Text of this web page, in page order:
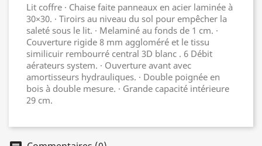
Lit coffre · Chaise faite ​panneaux​ en acier laminée à
30×30. · Tiroirs au niveau du sol pour empêcher la
saleté sous le lit. · Mel​aminé ​au​ fonds de 1 cm. ·
Couverture rigide 8 mm aggloméré et le tissu
similicuir rembourré centr​al​​ 3D blanc . 6 Débit
aérateurs system. · Ouverture avant avec
amortisseurs hydrauliques. · Double poignée en
bois à double mesure. · Grande capacité intérieure
29 cm.